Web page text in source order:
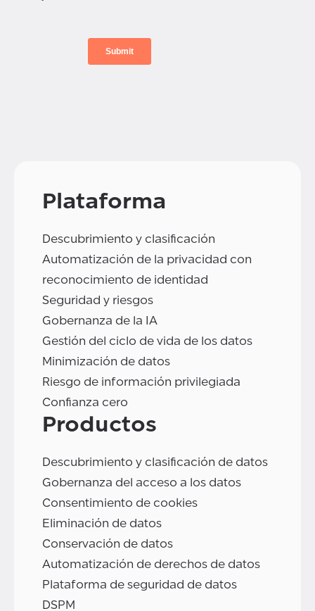
Plataforma
Descubrimiento y clasificación
Automatización de la privacidad con
reconocimiento de identidad
Seguridad y riesgos
Gobernanza de la IA
Gestión del ciclo de vida de los datos
Minimización de datos
Riesgo de información privilegiada
Confianza cero
Productos
Descubrimiento y clasificación de datos
Gobernanza del acceso a los datos
Consentimiento de cookies
Eliminación de datos
Conservación de datos
Automatización de derechos de datos
Plataforma de seguridad de datos
DSPM